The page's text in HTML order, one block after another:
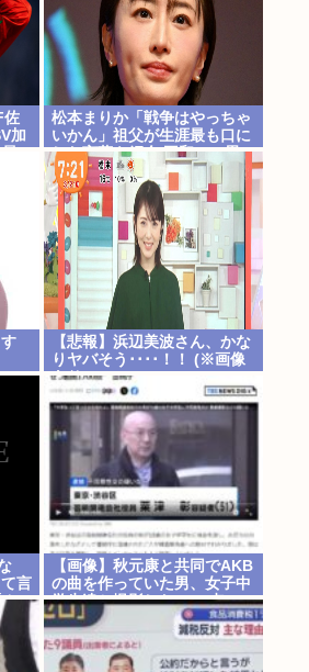
佐
加
松本まりか「戦争はやっちゃ
いかん」祖父が生涯最も口に
した言葉を紹介 平和への思い
をつづる
【悲報】浜辺美波さん、かな
りヤバそう････！！ (※画像
あり)
言
【画像】秋元康と共同でAKB
の曲を作っていた男、女子中
学生達と撮影した1700点の
AVをネットで販売していた
www